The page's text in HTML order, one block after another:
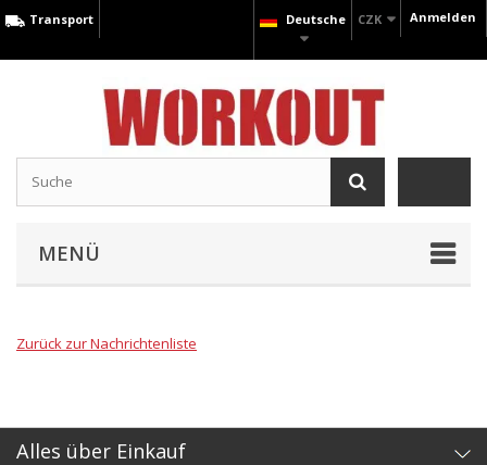
Anmelden
CZK
Deutsche
Transport
MENÜ
Zurück zur Nachrichtenliste
Alles über Einkauf